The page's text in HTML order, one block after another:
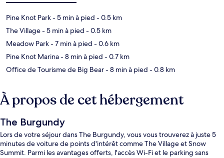
Pine Knot Park- 5 min à pied - 0.5 km
The Village- 5 min à pied - 0.5 km
Meadow Park- 7 min à pied - 0.6 km
Pine Knot Marina- 8 min à pied - 0.7 km
Office de Tourisme de Big Bear- 8 min à pied - 0.8 km
À propos de cet hébergement
The Burgundy
Lors de votre séjour dans The Burgundy, vous vous trouverez à juste 5
minutes de voiture de points d'intérêt comme The Village et Snow
Summit. Parmi les avantages offerts, l'accès Wi-Fi et le parking sans